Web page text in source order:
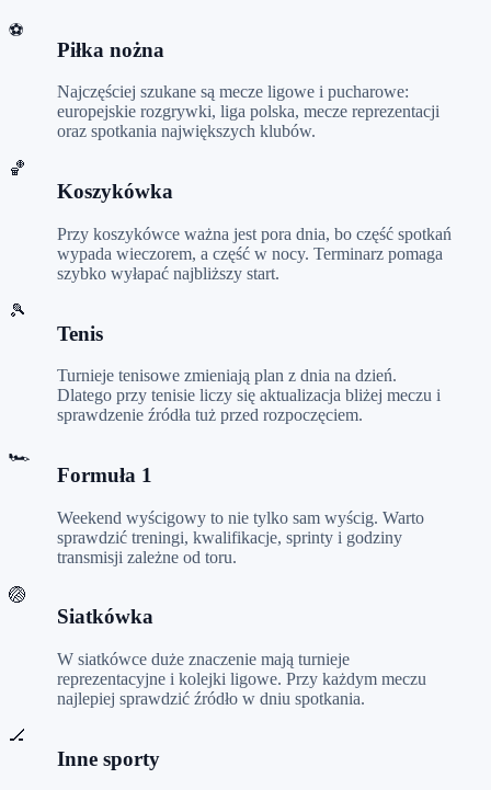
⚽
Piłka nożna
Najczęściej szukane są mecze ligowe i pucharowe:
europejskie rozgrywki, liga polska, mecze reprezentacji
oraz spotkania największych klubów.
🏀
Koszykówka
Przy koszykówce ważna jest pora dnia, bo część spotkań
wypada wieczorem, a część w nocy. Terminarz pomaga
szybko wyłapać najbliższy start.
🎾
Tenis
Turnieje tenisowe zmieniają plan z dnia na dzień.
Dlatego przy tenisie liczy się aktualizacja bliżej meczu i
sprawdzenie źródła tuż przed rozpoczęciem.
🏎️
Formuła 1
Weekend wyścigowy to nie tylko sam wyścig. Warto
sprawdzić treningi, kwalifikacje, sprinty i godziny
transmisji zależne od toru.
🏐
Siatkówka
W siatkówce duże znaczenie mają turnieje
reprezentacyjne i kolejki ligowe. Przy każdym meczu
najlepiej sprawdzić źródło w dniu spotkania.
🏒
Inne sporty